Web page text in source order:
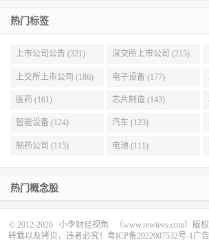
热门标签
上市公司公告 (321) 深交所上市公司 (215)
上交所上市公司 (186) 电子设备 (177)
医药 (161) 芯片制造 (143)
智能设备 (124) 汽车 (123)
制药公司 (115) 电池 (111)
热门概念股
© 2012-2026 小李财经视角 （www.rewievs.com）版
转载以及拷贝，违者必究！
粤ICP备2022007532号-1广